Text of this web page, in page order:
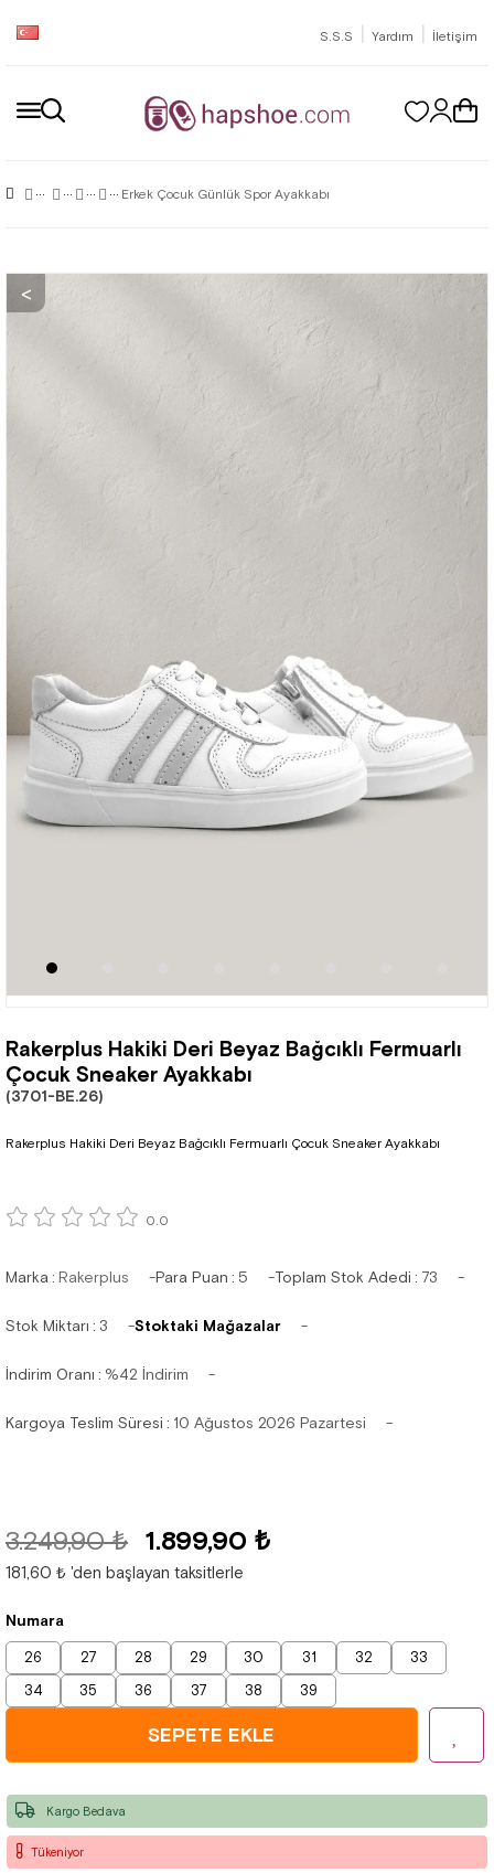
S.S.S | Yardım | İletişim
Erkek Çocuk Günlük Spor Ayakkabı
Rakerplus Hakiki Deri Beyaz Bağcıklı Fermuarlı
Çocuk Sneaker Ayakkabı
(3701-BE.26)
Rakerplus Hakiki Deri Beyaz Bağcıklı Fermuarlı Çocuk Sneaker Ayakkabı
0.0
Marka: Rakerplus Para Puan : 5 Toplam Stok Adedi : 73
Stok Miktarı : 3 Stoktaki Mağazalar
İndirim Oranı : %42 İndirim
Kargoya Teslim Süresi : 10 Ağustos 2026 Pazartesi
3.249,90 ₺ 1.899,90 ₺
181,60 ₺ 'den başlayan taksitlerle
Numara
26 27 28 29 30 31 32
33
34
35 36 37 38 39
Tükeniyor
Kargo Bedava